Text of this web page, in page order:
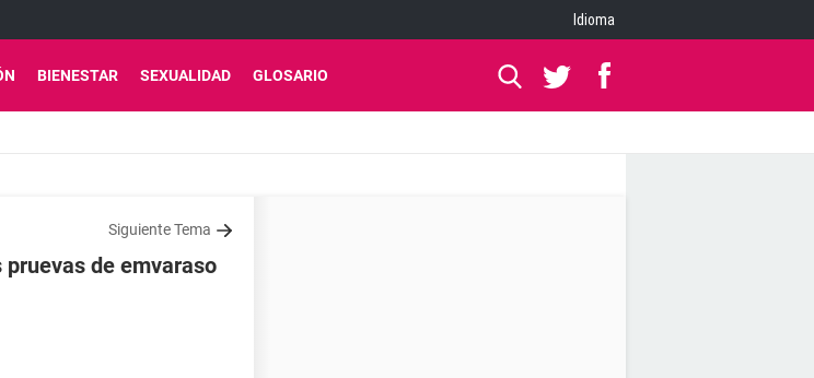
Idioma
BIENESTAR SEXUALIDAD GLOSARIO
Siguiente Tema
de emvaraso